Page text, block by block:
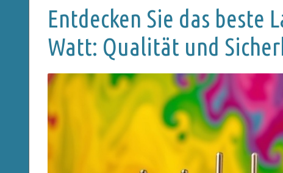
Entdecken Sie das beste
Watt: Qualität und